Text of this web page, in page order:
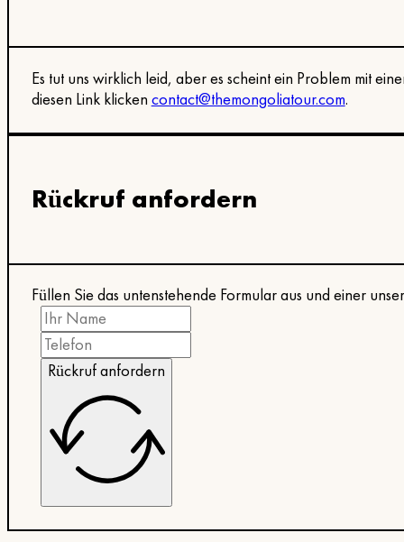
Es tut uns wirklich leid, aber es scheint ein Problem mit
diesen Link klicken contact@themongoliatour.com.
Rückruf anfordern
Füllen Sie das untenstehende Formular aus und einer
Rückruf anfordern